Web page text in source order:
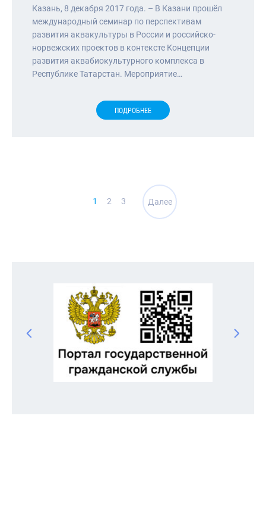
Казань, 8 декабря 2017 года. – В Казани прошёл
международный семинар по перспективам
развития аквакультуры в России и российско-
норвежских проектов в контексте Концепции
развития аквабиокультурного комплекса в
Республике Татарстан. Мероприятие…
ПОДРОБНЕЕ
Навигация
по
1 2 3 Далее